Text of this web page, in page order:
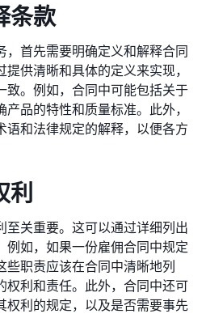
条款
，首先需要明确定义和解释合同
供清晰和具体的定义来实现，
致。例如，合同中可能包括关于
品的特性和质量标准。此外，
语和法律规定的解释，以便各方
利
至关重要。这可以通过详细列出
例如，如果一份雇佣合同中规定
些职责应该在合同中清晰地列
权利和责任。此外，合同中还可
权利的规定，以及是否需要事先